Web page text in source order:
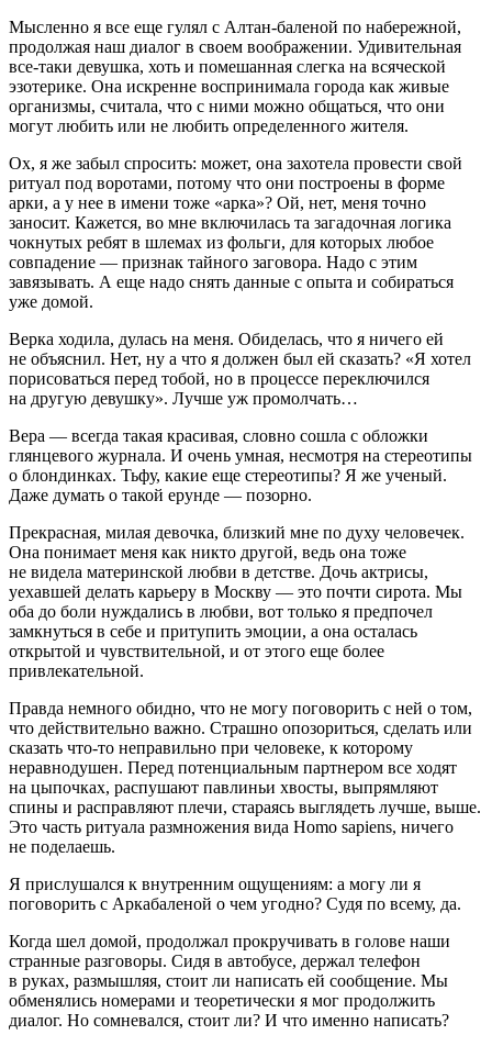
Мысленно я все еще гулял с Алтан-баленой по набережной,
продолжая наш диалог в своем воображении. Удивительная
все-таки девушка, хоть и помешанная слегка на всяческой
эзотерике. Она искренне воспринимала города как живые
организмы, считала, что с ними можно общаться, что они
могут любить или не любить определенного жителя.
Ох, я же забыл спросить: может, она захотела провести свой
ритуал под воротами, потому что они построены в форме
арки, а у нее в имени тоже «арка»? Ой, нет, меня точно
заносит. Кажется, во мне включилась та загадочная логика
чокнутых ребят в шлемах из фольги, для которых любое
совпадение — признак тайного заговора. Надо с этим
завязывать. А еще надо снять данные с опыта и собираться
уже домой.
Верка ходила, дулась на меня. Обиделась, что я ничего ей
не объяснил. Нет, ну а что я должен был ей сказать? «Я хотел
порисоваться перед тобой, но в процессе переключился
на другую девушку». Лучше уж промолчать…
Вера — всегда такая красивая, словно сошла с обложки
глянцевого журнала. И очень умная, несмотря на стереотипы
о блондинках. Тьфу, какие еще стереотипы? Я же ученый.
Даже думать о такой ерунде — позорно.
Прекрасная, милая девочка, близкий мне по духу человечек.
Она понимает меня как никто другой, ведь она тоже
не видела материнской любви в детстве. Дочь актрисы,
уехавшей делать карьеру в Москву — это почти сирота. Мы
оба до боли нуждались в любви, вот только я предпочел
замкнуться в себе и притупить эмоции, а она осталась
открытой и чувствительной, и от этого еще более
привлекательной.
Правда немного обидно, что не могу поговорить с ней о том,
что действительно важно. Страшно опозориться, сделать или
сказать что-то неправильно при человеке, к которому
неравнодушен. Перед потенциальным партнером все ходят
на цыпочках, распушают павлиньи хвосты, выпрямляют
спины и расправляют плечи, стараясь выглядеть лучше, выше.
Это часть ритуала размножения вида Homo sapiens, ничего
не поделаешь.
Я прислушался к внутренним ощущениям: а могу ли я
поговорить с Аркабаленой о чем угодно? Судя по всему, да.
Когда шел домой, продолжал прокручивать в голове наши
странные разговоры. Сидя в автобусе, держал телефон
в руках, размышляя, стоит ли написать ей сообщение. Мы
обменялись номерами и теоретически я мог продолжить
диалог. Но сомневался, стоит ли? И что именно написать?